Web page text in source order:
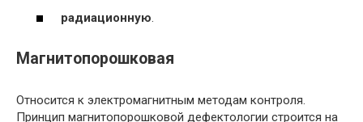
радиационную
Магнитопорошковая
Относится к электромагнитным методам контроля.
Принцип магнитопорошковой дефектологии строится на